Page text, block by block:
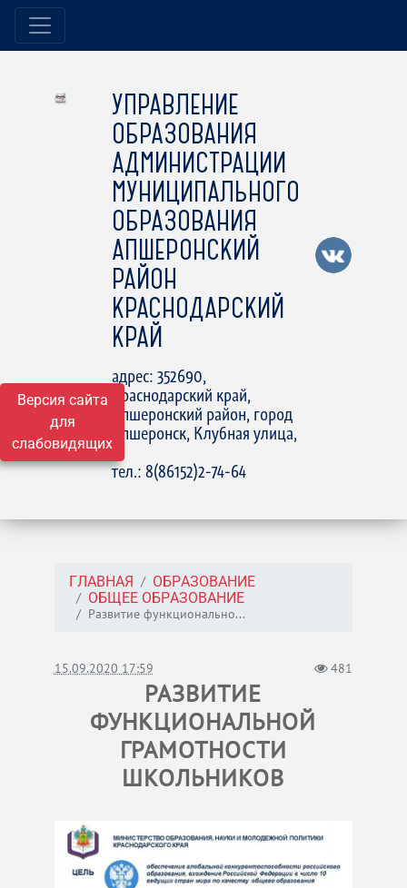
Версия сайта
для
слабовидящих
УПРАВЛЕНИЕ
ОБРАЗОВАНИЯ
АДМИНИСТРАЦИИ
МУНИЦИПАЛЬНОГО
ОБРАЗОВАНИЯ
АПШЕРОНСКИЙ
РАЙОН
КРАСНОДАРСКИЙ
КРАЙ
адрес: 352690,
Краснодарский край,
Апшеронский район, город
Апшеронск, Клубная улица,
15
тел.: 8(86152)2-74-64
ГЛАВНАЯ
ОБРАЗОВАНИЕ
ОБЩЕЕ ОБРАЗОВАНИЕ
Развитие функционально...
15.09.2020 17:59 481
РАЗВИТИЕ
ФУНКЦИОНАЛЬНОЙ
ГРАМОТНОСТИ
ШКОЛЬНИКОВ